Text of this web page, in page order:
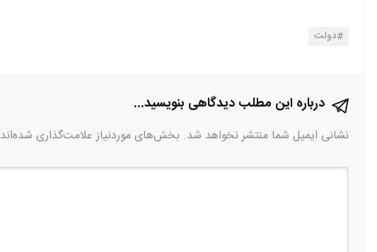
دولت
درباره این مطلب دیدگاهی بنویسید...
نشانی ایمیل شما منتشر نخواهد شد. بخش‌های موردنیاز علامت‌گذاری شده‌اند